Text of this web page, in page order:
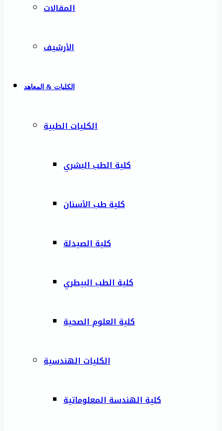
المقالات
الأرشيف
الكليات & المعاهد
الكليات الطبية
كلية الطب البشري
كلية طب الأسنان
كلية الصيدلة
كلية الطب البيطري
كلية العلوم الصحية
الكليات الهندسية
كلية الهندسة المعلوماتية